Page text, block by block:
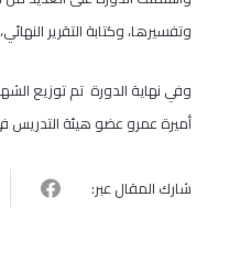
وتفسيرها، وكتابة التقرير
وفي نهاية الدورة تم توزيع
أميرة عمرو عضو هيئة التدريس
شارك المقال عبر: